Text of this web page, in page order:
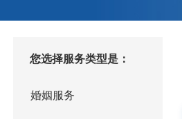
您选择服务类型是：
婚姻服务